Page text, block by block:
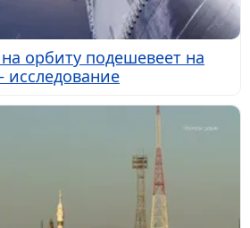
орбиту подешевеет на
исследование